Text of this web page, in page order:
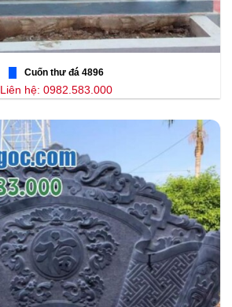
Cuốn thư đá 4896
Liên hệ: 0982.583.000